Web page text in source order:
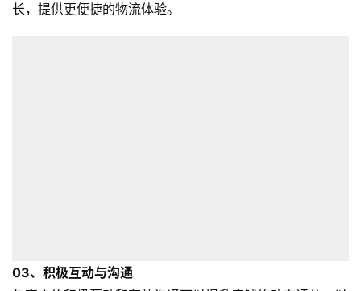
首
长，提供更便捷的物流体验。
03、 积极互动与沟通